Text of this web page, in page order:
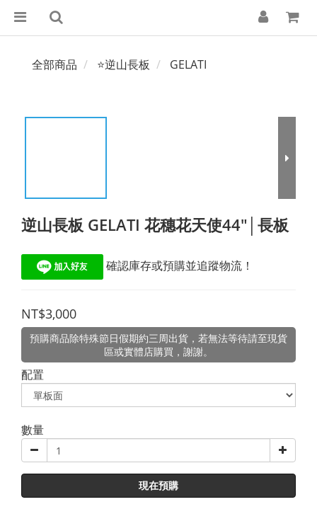
全部商品 ⭐逆山長板 GELATI
逆山長板 GELATI 花穗花天使44"│長板
確認庫存或預購並追蹤物流！
NT$3,000
預購商品除特殊節日假期約三周出貨，若無法等待請至現貨
區或實體店購買，謝謝。
配置
數量
現在預購